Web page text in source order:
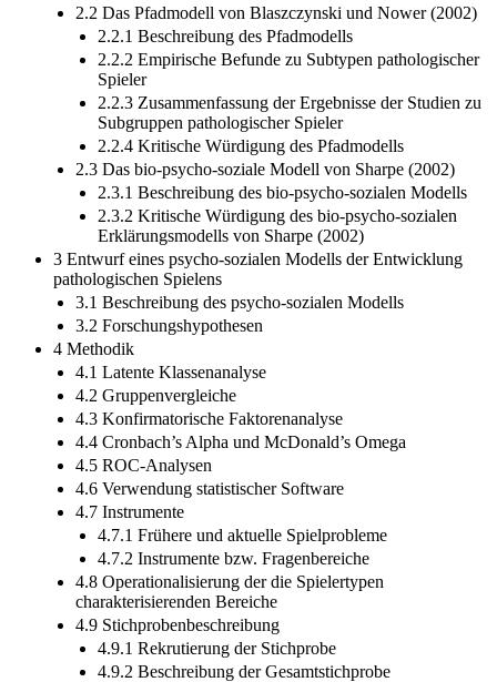
2.2 Das Pfadmodell von Blaszczynski und Nower (2002)
2.2.1 Beschreibung des Pfadmodells
2.2.2 Empirische Befunde zu Subtypen pathologischer
Spieler
2.2.3 Zusammenfassung der Ergebnisse der Studien zu
Subgruppen pathologischer Spieler
2.2.4 Kritische Würdigung des Pfadmodells
2.3 Das bio-psycho-soziale Modell von Sharpe (2002)
2.3.1 Beschreibung des bio-psycho-sozialen Modells
2.3.2 Kritische Würdigung des bio-psycho-sozialen
Erklärungsmodells von Sharpe (2002)
3 Entwurf eines psycho-sozialen Modells der Entwicklung
pathologischen Spielens
3.1 Beschreibung des psycho-sozialen Modells
3.2 Forschungshypothesen
4 Methodik
4.1 Latente Klassenanalyse
4.2 Gruppenvergleiche
4.3 Konfirmatorische Faktorenanalyse
4.4 Cronbach’s Alpha und McDonald’s Omega
4.5 ROC-Analysen
4.6 Verwendung statistischer Software
4.7 Instrumente
4.7.1 Frühere und aktuelle Spielprobleme
4.7.2 Instrumente bzw. Fragenbereiche
4.8 Operationalisierung der die Spielertypen
charakterisierenden Bereiche
4.9 Stichprobenbeschreibung
4.9.1 Rekrutierung der Stichprobe
4.9.2 Beschreibung der Gesamtstichprobe